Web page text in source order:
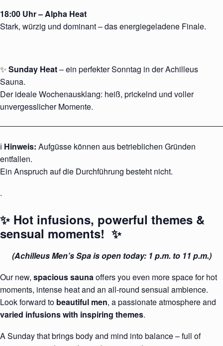
18:00 Uhr – Alpha Heat
Stark, würzig und dominant – das energiegeladene Finale.
✨ Sunday Heat– ein perfekter Sonntag in der Achilleus
Sauna.
Der ideale Wochenausklang: heiß, prickelnd und voller
unvergesslicher Momente.
ℹ️ Hinweis: Aufgüsse können aus betrieblichen Gründen
entfallen.
Ein Anspruch auf die Durchführung besteht nicht.
.
✨ Hot infusions, powerful themes &
sensual moments! ✨
(Achilleus Men’s Spa is open today: 1 p.m. to 11 p.m.)
Our new, spacious sauna offers you even more space for hot
moments, intense heat and an all-round sensual ambience.
Look forward to beautiful men, a passionate atmosphere and
varied infusions with inspiring themes.
A Sunday that brings body and mind into balance – full of